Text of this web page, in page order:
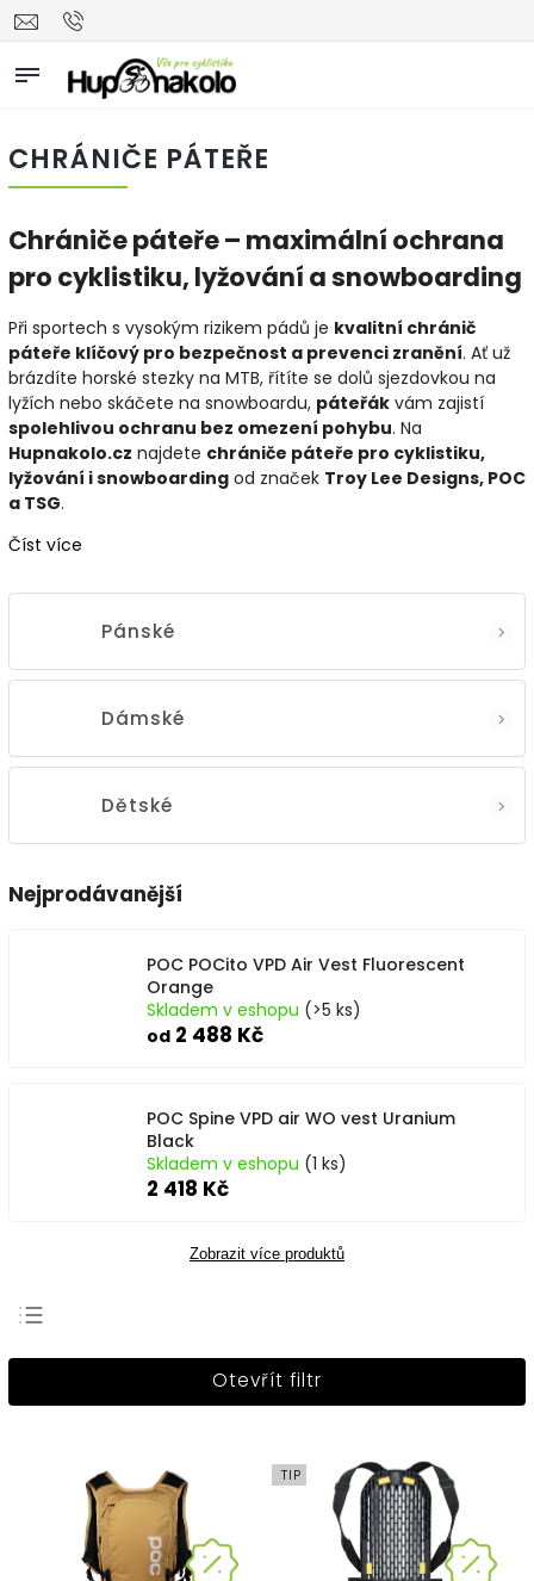
CHRÁNIČE PÁTEŘE
Chrániče páteře – maximální ochrana
pro cyklistiku, lyžování a snowboarding
Při sportech s vysokým rizikem pádů je kvalitní chránič
páteře klíčový pro bezpečnost a prevenci zranění. Ať už
brázdíte horské stezky na MTB, řítíte se dolů sjezdovkou na
lyžích nebo skáčete na snowboardu, páteřák vám zajistí
spolehlivou ochranu bez omezení pohybu. Na
Hupnakolo.cz najdete chrániče páteře pro cyklistiku,
lyžování i snowboarding od značek Troy Lee Designs, POC
a TSG.
Číst více
Pánské
Dámské
Dětské
Nejprodávanější
POC POCito VPD Air Vest Fluorescent
Orange
Skladem v eshopu (>5 ks)
od 2 488 Kč
POC Spine VPD air WO vest Uranium
Black
Skladem v eshopu (1 ks)
2 418 Kč
Zobrazit více produktů
Nejprodávanější
Abecedně
Otevřít filtr
TIP